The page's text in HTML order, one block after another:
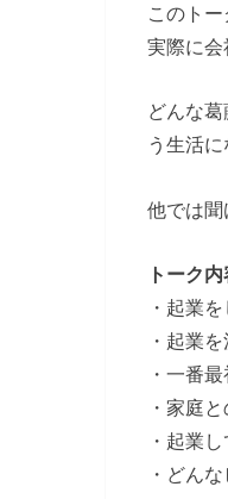
このト
実際に会
どんな
う生活
他では聞
トーク内
・起業
・起業
・一番
・家庭
・起業
・どん